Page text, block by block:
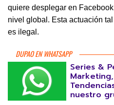
quiere desplegar en
nivel global. Esta actuación
es ilegal.
DUPAO EN WHATSAPP
Series &
nuestro